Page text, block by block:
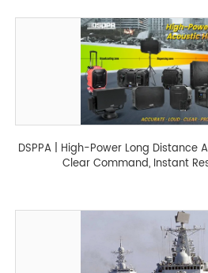
DSPPA | High-Power Long Distance
Clear Command, Instant